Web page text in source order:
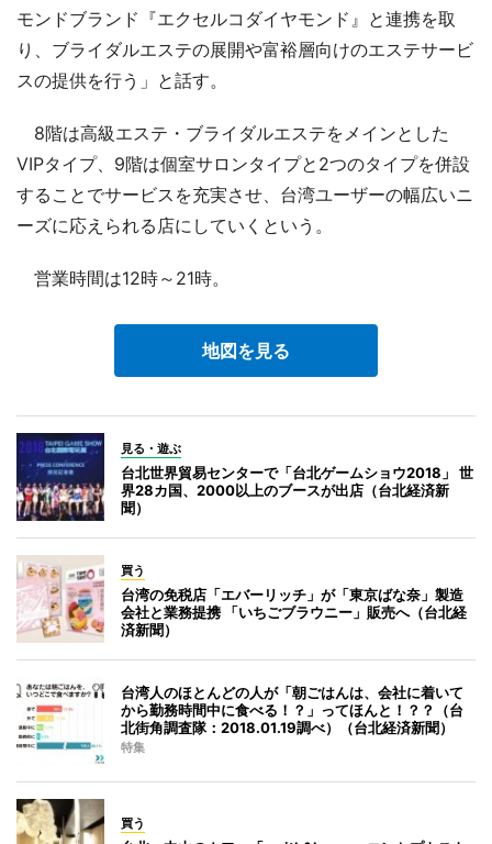
モンドブランド『エクセルコダイヤモンド』と連携を取
り、ブライダルエステの展開や富裕層向けのエステサービ
スの提供を行う」と話す。
8階は高級エステ・ブライダルエステをメインとした
VIPタイプ、9階は個室サロンタイプと2つのタイプを併設
することでサービスを充実させ、台湾ユーザーの幅広いニ
ーズに応えられる店にしていくという。
営業時間は12時～21時。
地図を見る
見る・遊ぶ
台北世界貿易センターで「台北ゲームショウ2018」 世
界28カ国、2000以上のブースが出店（台北経済新
聞）
買う
台湾の免税店「エバーリッチ」が「東京ばな奈」製造
会社と業務提携 「いちごブラウニー」販売へ（台北経
済新聞）
台湾人のほとんどの人が「朝ごはんは、会社に着いて
から勤務時間中に食べる！？」ってほんと！？？（台
北街角調査隊：2018.01.19調べ）（台北経済新聞）
特集
買う